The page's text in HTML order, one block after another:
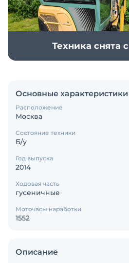
Техника снята
Основные характеристики
Расположение
Москва
Состояние техники
Б/у
Год выпуска
2014
Ходовая часть
гусеничные
Моточасы наработки
1552
Описание